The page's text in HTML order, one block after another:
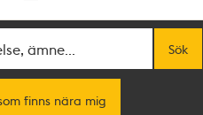
Sök
finns nära mig